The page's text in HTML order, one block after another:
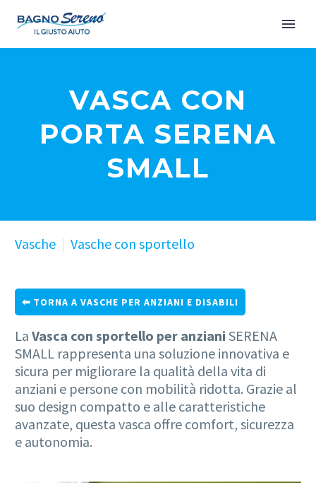
VASCA CON
PORTA SERENA
SMALL
Vasche Vasche con sportello
TORNA A VASCHE PER ANZIANI E DISABILI
La Vasca con sportello per anziani SERENA
SMALL rappresenta una soluzione innovativa e
sicura per migliorare la qualità della vita di
anziani e persone con mobilità ridotta. Grazie al
suo design compatto e alle caratteristiche
avanzate, questa vasca offre comfort, sicurezza
e autonomia.